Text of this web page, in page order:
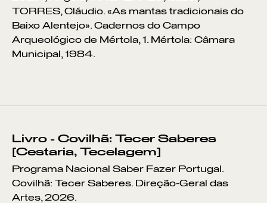
TORRES, Cláudio. «As mantas tradicionais do
Baixo Alentejo». Cadernos do Campo
Arqueológico de Mértola, 1. Mértola: Câmara
Municipal, 1984.
Livro - Covilhã: Tecer Saberes
[Cestaria, Tecelagem]
Programa Nacional Saber Fazer Portugal.
Covilhã: Tecer Saberes. Direção-Geral das
Artes, 2026.